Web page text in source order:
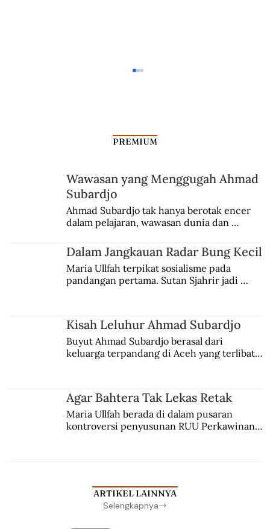
Mata-mata Mataram dalam Penaklukan
Tuban
PREMIUM
Wawasan yang Menggugah Ahmad
Subardjo
Ahmad Subardjo tak hanya berotak encer
dalam pelajaran, wawasan dunia dan
Jules Verne, Multatuli, hingga Sun Yat-sen.
Dalam Jangkauan Radar Bung Kecil
Maria Ullfah terpikat sosialisme pada
pandangan pertama. Sutan Sjahrir jadi
Kisah Leluhur Ahmad Subardjo
Buyut Ahmad Subardjo berasal dari
keluarga terpandang di Aceh yang terlibat
Agar Bahtera Tak Lekas Retak
Maria Ullfah berada di dalam pusaran
kontroversi penyusunan RUU Perkawinan.
ARTIKEL LAINNYA
Selengkapnya